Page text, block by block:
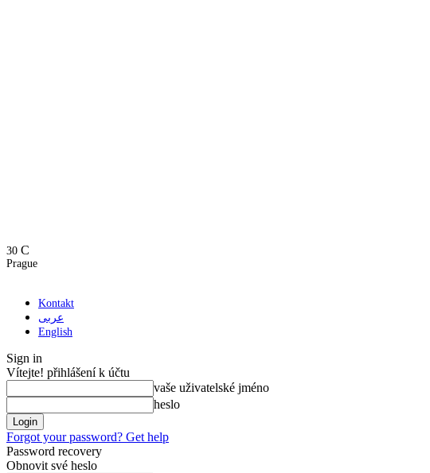
30 C
Prague
Kontakt
عربى
English
Sign in
Vítejte! přihlášení k účtu
vaše uživatelské jméno
heslo
Forgot your password? Get help
Password recovery
Obnovit své heslo